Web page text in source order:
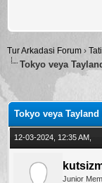
Tur Arkadasi Forum ›
Tokyo veya
0
Tokyo veya Tayland
12-03-2024, 12:35 AM,
Junior